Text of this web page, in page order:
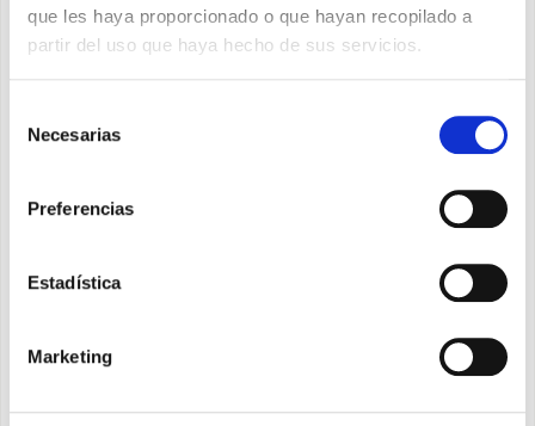
que les haya proporcionado o que hayan recopilado a
partir del uso que haya hecho de sus servicios.
Necesarias
Preferencias
Estadística
Marketing